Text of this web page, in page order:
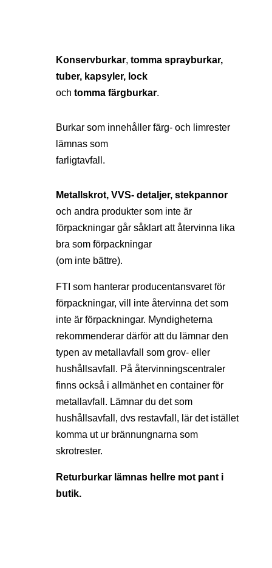
Konservburkar, tomma sprayburkar,
tuber, kapsyler, lock
och tomma färgburkar.
Burkar som innehåller färg- och limrester
lämnas som
farligtavfall.
Metallskrot, VVS- detaljer, stekpannor
och andra produkter som inte är
förpackningar går såklart att återvinna lika
bra som förpackningar
(om inte bättre).
FTI som hanterar producentansvaret för
förpackningar, vill inte återvinna det som
inte är förpackningar. Myndigheterna
rekommenderar därför att du lämnar den
typen av metallavfall som grov- eller
hushållsavfall. På återvinningscentraler
finns också i allmänhet en container för
metallavfall. Lämnar du det som
hushållsavfall, dvs restavfall, lär det istället
komma ut ur brännungnarna som
skrotrester.
Returburkar lämnas hellre mot pant i
butik.